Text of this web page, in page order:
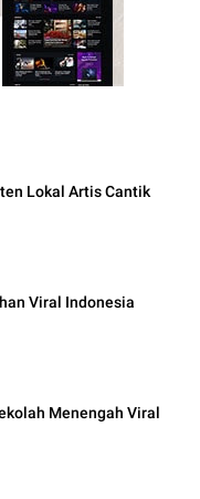
Lokal Artis Cantik
Viral Indonesia
Menengah Viral